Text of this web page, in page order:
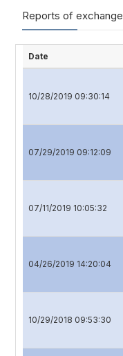
Reports of exchange
Date
10/28/2019 09:30:14
07/29/2019 09:12:09
07/11/2019 10:05:32
04/26/2019 14:20:04
10/29/2018 09:53:30